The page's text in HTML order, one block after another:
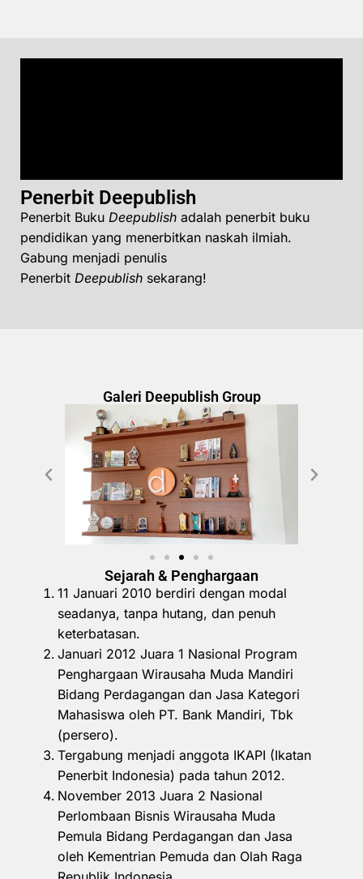
Penerbit Deepublish
Penerbit Buku Deepublish adalah penerbit buku
pendidikan yang menerbitkan naskah ilmiah.
Gabung menjadi penulis
Penerbit Deepublish sekarang!
Galeri Deepublish Group
Sejarah & Penghargaan
11 Januari 2010 berdiri dengan modal
seadanya, tanpa hutang, dan penuh
keterbatasan.
Januari 2012 Juara 1 Nasional Program
Penghargaan Wirausaha Muda Mandiri
Bidang Perdagangan dan Jasa Kategori
Mahasiswa oleh PT. Bank Mandiri, Tbk
(persero).
Tergabung menjadi anggota IKAPI (Ikatan
Penerbit Indonesia) pada tahun 2012.
November 2013 Juara 2 Nasional
Perlombaan Bisnis Wirausaha Muda
Pemula Bidang Perdagangan dan Jasa
oleh Kementrian Pemuda dan Olah Raga